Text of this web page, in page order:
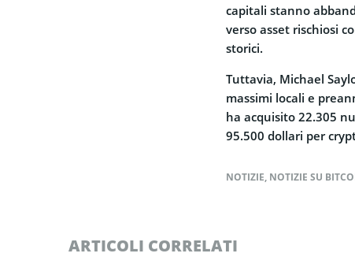
capitali stanno
verso asset rischiosi
storici.
Tuttavia, Michael
massimi locali e
ha acquisito 22.305
95.500 dollari per
NOTIZIE, NOTIZIE SU
ARTICOLI CORRELATI